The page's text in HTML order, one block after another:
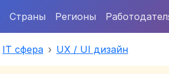
Страны Регионы
IT сфера UX / UI дизайн